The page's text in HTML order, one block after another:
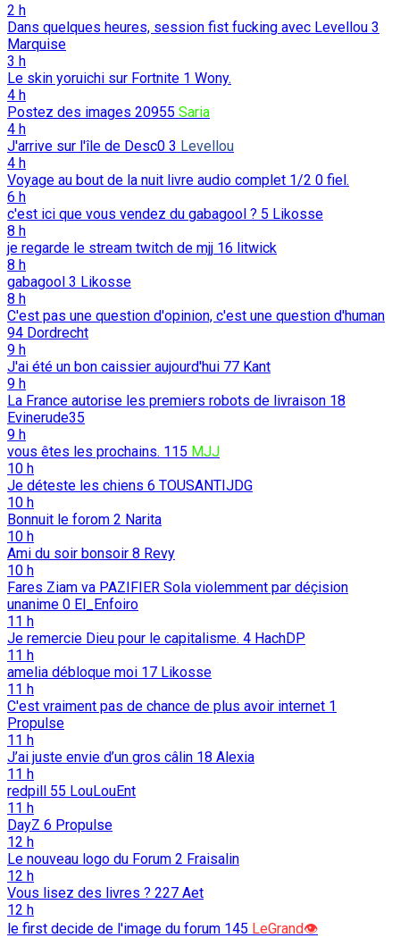
2 h
Dans quelques heures, session fist fucking avec Levellou 3
Marquise
3 h
Le skin yoruichi sur Fortnite 1 Wony.
4 h
Postez des images 20955 Saria
4 h
J'arrive sur l'île de Desc0 3 Levellou
4 h
Voyage au bout de la nuit livre audio complet 1/2 0 fiel.
6 h
c'est ici que vous vendez du gabagool ? 5 Likosse
8 h
je regarde le stream twitch de mjj 16 litwick
8 h
gabagool 3 Likosse
8 h
C'est pas une question d'opinion, c'est une question d'human
94 Dordrecht
9 h
J'ai été un bon caissier aujourd'hui 77 Kant
9 h
La France autorise les premiers robots de livraison 18
Evinerude35
9 h
vous êtes les prochains. 115 MJJ
10 h
Je déteste les chiens 6 TOUSANTIJDG
10 h
Bonnuit le forom 2 Narita
10 h
Ami du soir bonsoir 8 Revy
10 h
Fares Ziam va PAZIFIER Sola violemment par déçision
unanime 0 El_Enfoiro
11 h
Je remercie Dieu pour le capitalisme. 4 HachDP
11 h
amelia débloque moi 17 Likosse
11 h
C'est vraiment pas de chance de plus avoir internet 1
Propulse
11 h
J’ai juste envie d’un gros câlin 18 Alexia
11 h
redpill 55 LouLouEnt
11 h
DayZ 6 Propulse
12 h
Le nouveau logo du Forum 2 Fraisalin
12 h
Vous lisez des livres ? 227 Aet
12 h
le first decide de l'image du forum 145 LeGrand👁️